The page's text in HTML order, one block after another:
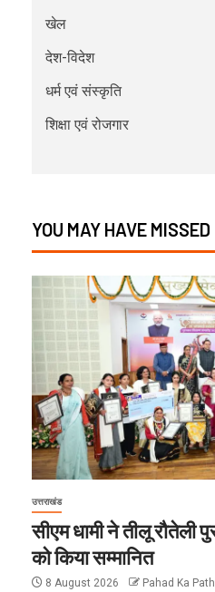
खेल
देश-विदेश
धर्म एवं संस्कृति
शिक्षा एवं रोजगार
YOU MAY HAVE MISSED
उत्तराखंड
सीएम धामी ने तीलू रौतेली
को किया सम्मानित
8 August 2026 Pahad Ka